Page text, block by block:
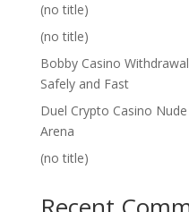
(no title)
(no title)
Bobby Casino
Safely and Fast
Duel Crypto Casino
Arena
(no title)